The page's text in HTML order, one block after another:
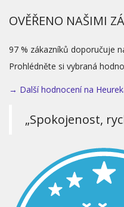
OVĚŘENO NAŠIMI
97 % zákazníků doporučuje
Prohlédněte si vybraná
→ Další hodnocení na
„Spokojenost,